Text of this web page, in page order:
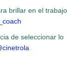
brillar en el trabajo
de seleccionar lo